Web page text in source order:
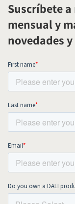
Suscríbete
mensual y
novedades